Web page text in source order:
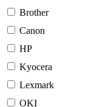
Brother
Canon
HP
Kyocera
Lexmark
OKI